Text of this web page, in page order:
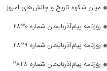
میانِ شکوهِ تاریخ و چالش‌های امروز
روزنامه پیام‌آذربایجان شماره 2830
روزنامه پیام‌آذربایجان شماره 2829
روزنامه پیام‌آذربایجان شماره 2828